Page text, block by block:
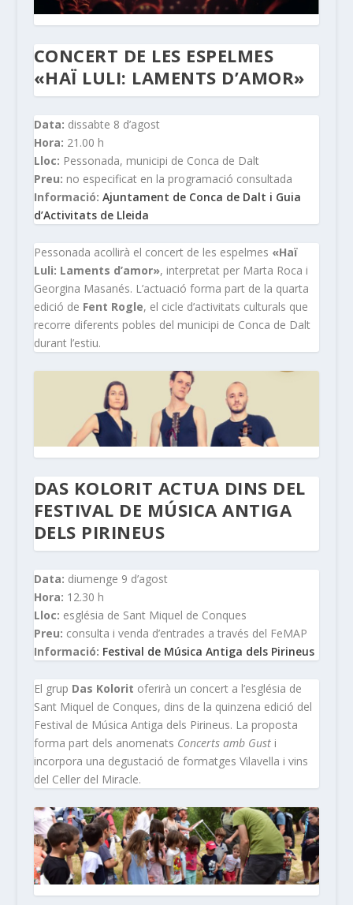
CONCERT DE LES ESPELMES
«HAÏ LULI: LAMENTS D’AMOR»
Data: dissabte 8 d’agost
Hora: 21.00 h
Lloc: Pessonada, municipi de Conca de Dalt
Preu: no especificat en la programació consultada
Informació: Ajuntament de Conca de Dalt i Guia
d’Activitats de Lleida
Pessonada acollirà el concert de les espelmes «Haï
Luli: Laments d’amor», interpretat per Marta Roca i
Georgina Masanés. L’actuació forma part de la quarta
edició de Fent Rogle, el cicle d’activitats culturals que
recorre diferents pobles del municipi de Conca de Dalt
durant l’estiu.
DAS KOLORIT ACTUA DINS DEL
FESTIVAL DE MÚSICA ANTIGA
DELS PIRINEUS
Data: diumenge 9 d’agost
Hora: 12.30 h
Lloc: església de Sant Miquel de Conques
Preu: consulta i venda d’entrades a través del FeMAP
Informació: Festival de Música Antiga dels Pirineus
El grup Das Kolorit oferirà un concert a l’església de
Sant Miquel de Conques, dins de la quinzena edició del
Festival de Música Antiga dels Pirineus. La proposta
forma part dels anomenats Concerts amb Gusti
incorpora una degustació de formatges Vilavella i vins
del Celler del Miracle.